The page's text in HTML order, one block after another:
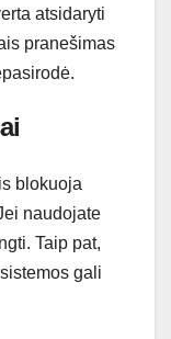
atsidaryti
pranešimas
blokuoja
naudojate
Taip pat,
gali